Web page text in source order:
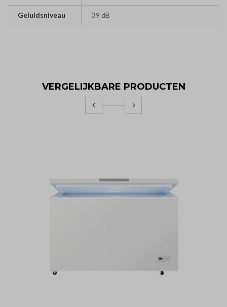
Geluidsniveau 39 dB
VERGELIJKBARE PRODUCTEN